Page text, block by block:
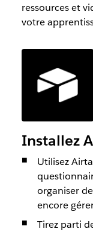
ressources et
votre
Installez
Utilisez
organiser
encore
Tirez parti